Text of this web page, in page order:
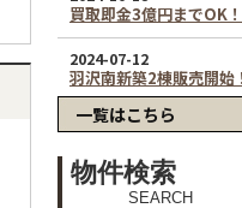
一覧はこちら
物件検索
SEARCH